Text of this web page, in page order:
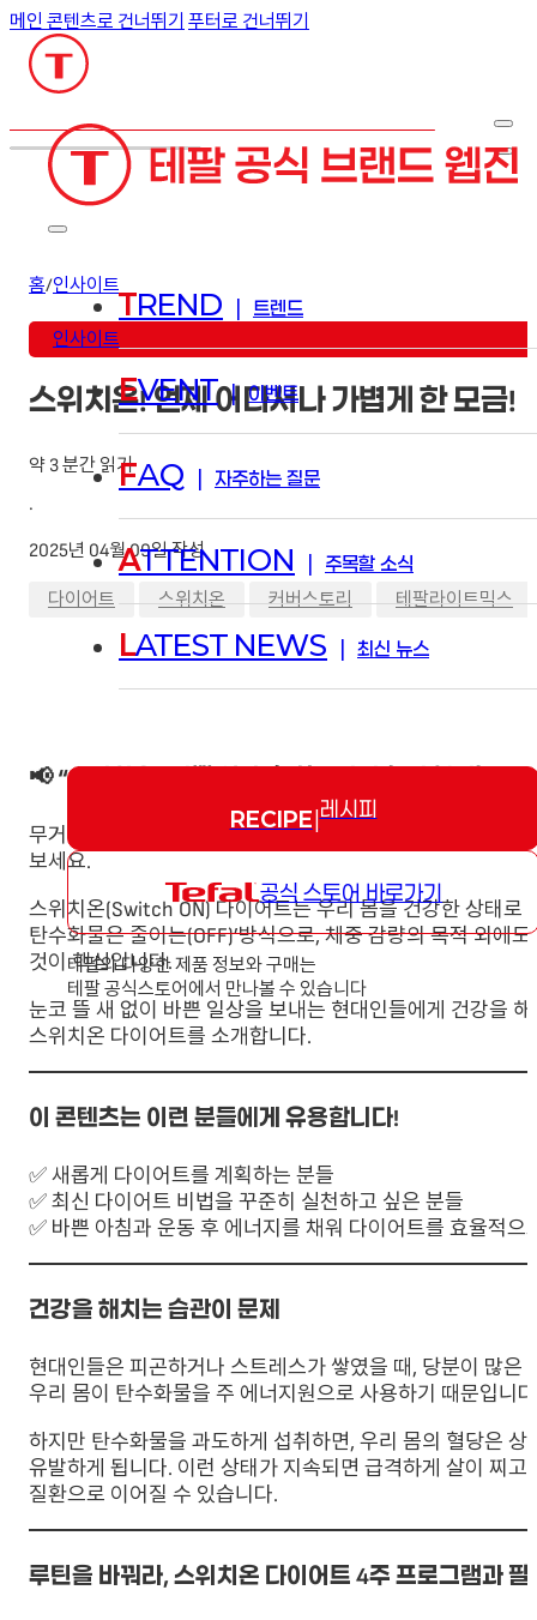
메인 콘텐츠로 건너뛰기 푸터로 건너뛰기
TREND 트렌드
EVENT | 이벤트
FAQ 자주하는 질문
ATTENTION 주목할 소식
LATEST NEWS 최신 뉴스
RECIPE |레시피
공식 스토어 바로가기
테팔의 다양한 제품 정보와 구매는
테팔 공식스토어에서 만나볼 수 있습니다
홈/인사이트
인사이트
스위치온! 언제 어디서나 가볍게 한 모금!
약 3 분간 읽기
·
2025년 04월 09일 작성
다이어트 스위치온 커버스토리 테팔라이트믹스
📢 “스위치온? 바쁜 일상 속 식단까지 쉽게 챙기는 전
무거워진 몸을 가볍게 비우고 에너지와 활력 가득한 일상을
보세요.
스위치온(Switch ON) 다이어트는 우리 몸을 건강한 상태로
탄수화물은 줄이는(OFF)’방식으로, 체중 감량의 목적 외에
것이 핵심입니다.
눈코 뜰 새 없이 바쁜 일상을 보내는 현대인들에게 건강을
스위치온 다이어트를 소개합니다.
이 콘텐츠는 이런 분들에게 유용합니다!
✅ 새롭게 다이어트를 계획하는 분들
✅ 최신 다이어트 비법을 꾸준히 실천하고 싶은 분들
✅ 바쁜 아침과 운동 후 에너지를 채워 다이어트를 효율적으
건강을 해치는 습관이 문제
현대인들은 피곤하거나 스트레스가 쌓였을 때, 당분이 많
우리 몸이 탄수화물을 주 에너지원으로 사용하기 때문입니
하지만 탄수화물을 과도하게 섭취하면, 우리 몸의 혈당은
유발하게 됩니다. 이런 상태가 지속되면 급격하게 살이 찌
질환으로 이어질 수 있습니다.
루틴을 바꿔라, 스위치온 다이어트 4주 프로그램과 필